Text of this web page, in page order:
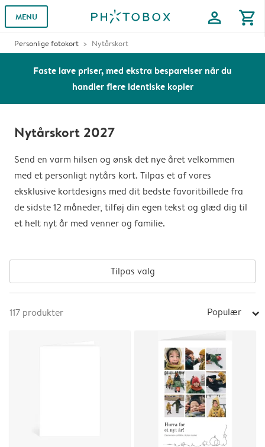
MENU profile shopping_cart
Personlige fotokort Nytårskort
Faste lave priser, med ekstra besparelser når du
handler flere identiske kopier
Nytårskort 2027
Send en varm hilsen og ønsk det nye året velkommen
med et personligt nytårs kort. Tilpas et af vores
eksklusive kortdesigns med dit bedste favoritbillede fra
de sidste 12 måneder, tilføj din egen tekst og glæd dig til
et helt nyt år med venner og familie.
Tilpas valg
117 produkter Populær arrow_right